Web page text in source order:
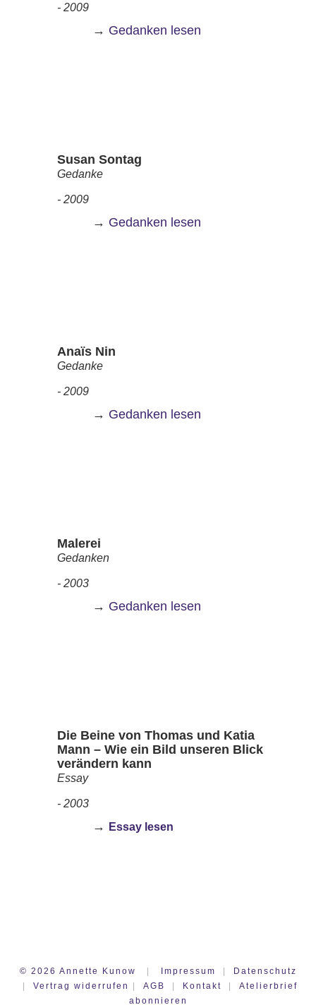
- 2009
→ Gedanken lesen
Susan Sontag
Gedanke
- 2009
→ Gedanken lesen
Anaïs Nin
Gedanke
- 2009
→ Gedanken lesen
Malerei
Gedanken
- 2003
→ Gedanken lesen
Die Beine von Thomas und Katia
Mann – Wie ein Bild unseren Blick
verändern kann
Essay
- 2003
→ Essay lesen
© 2026 Annette Kunow Impressum
Datenschutz
Vertrag widerrufen AGB Kontakt
Atelierbrief
abonnieren